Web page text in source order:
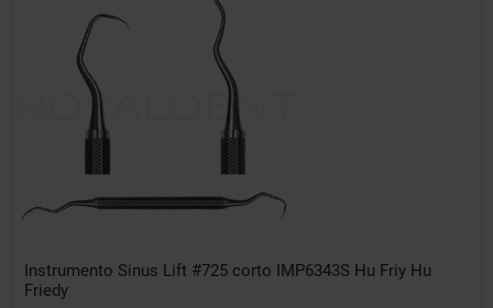
Instrumento Sinus Lift #725 corto IMP6343S Hu Friy Hu
Friedy